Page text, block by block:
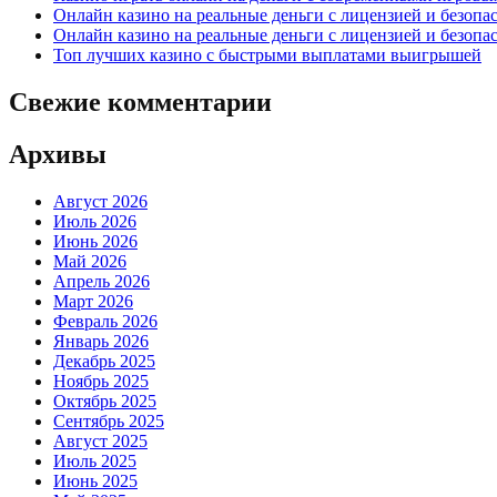
Онлайн казино на реальные деньги с лицензией и
Онлайн казино на реальные деньги с лицензией и
Топ лучших казино с быстрыми выплатами выигрышей
Свежие комментарии
Архивы
Август 2026
Июль 2026
Июнь 2026
Май 2026
Апрель 2026
Март 2026
Февраль 2026
Январь 2026
Декабрь 2025
Ноябрь 2025
Октябрь 2025
Сентябрь 2025
Август 2025
Июль 2025
Июнь 2025